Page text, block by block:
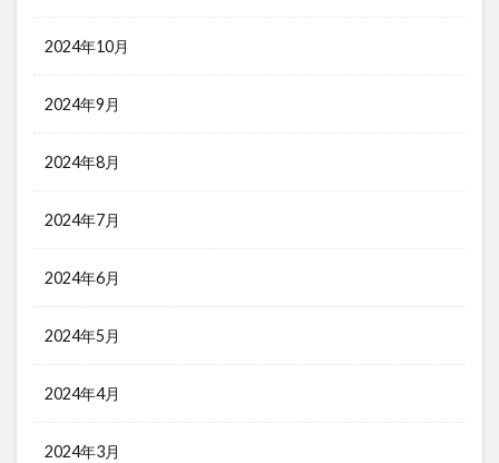
2024年10月
2024年9月
2024年8月
2024年7月
2024年6月
2024年5月
2024年4月
2024年3月